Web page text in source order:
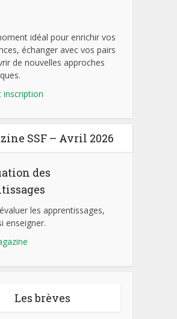
idéal pour enrichir vos
échanger avec vos pairs
de nouvelles approches
inscription
SSF – Avril 2026
des
les apprentissages,
enseigner.
Les brèves